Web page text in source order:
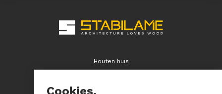
Cookies.
Houten huis
Houten gebouw